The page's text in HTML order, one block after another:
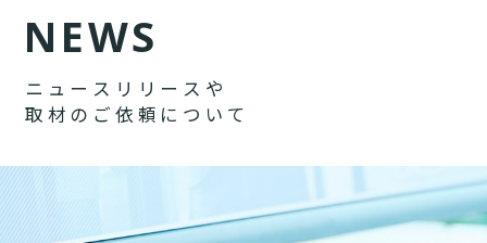
NEWS
ニ ュ ー ス リ リ ー ス や
取 材 の ご 依 頼 に つ い て